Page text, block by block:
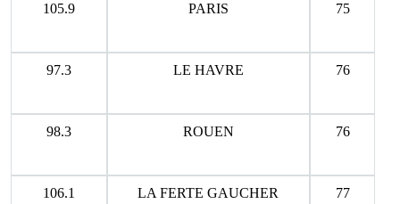
105.9 PARIS 75
97.3 LE HAVRE 76
98.3 ROUEN 76
106.1 LA FERTE GAUCHER 77